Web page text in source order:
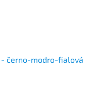
- černo-modro-fialová